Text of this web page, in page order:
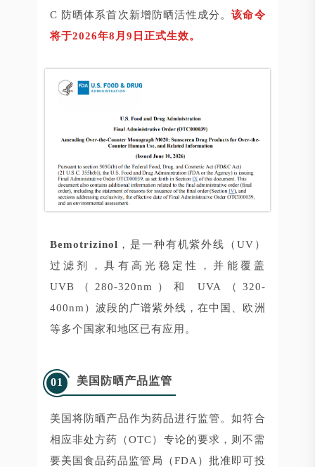
C 防晒体系首次新增防晒活性成分。该命令
将于2026年8月9日正式生效。
Bemotrizinol ，是一种有机紫外线（UV）
过滤剂，具有高光稳定性，并能覆盖
UVB（280-320nm）和 UVA（320-
400nm）波段的广谱紫外线，在中国、欧洲
等多个国家和地区已有应用。
01 美国防晒产品监管
美国将防晒产品作为药品进行监管。如符合
相应非处方药（OTC）专论的要求，则不需
要美国食品药品监管局（FDA）批准即可投